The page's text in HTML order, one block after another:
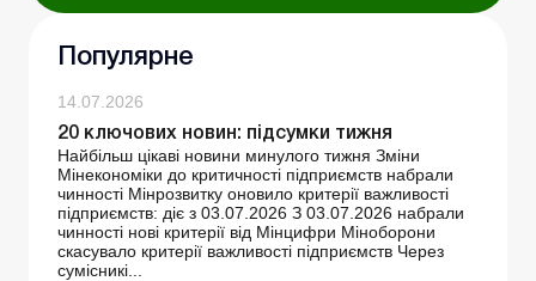
Популярне
14.07.2026
20 ключових новин: підсумки тижня
Найбільш цікаві новини минулого тижня Зміни
Мінекономіки до критичності підприємств набрали
чинності Мінрозвитку оновило критерії важливості
підприємств: діє з 03.07.2026 З 03.07.2026 набрали
чинності нові критерії від Мінцифри Міноборони
скасувало критерії важливості підприємств Через
сумісникі...